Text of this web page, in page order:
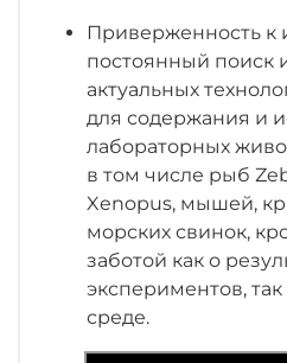
Приверженность к
постоянный поиск
актуальных
для содержания и
лабораторных
в том числе рыб
Xenopus, мышей,
морских свинок,
заботой как о
экспериментов,
среде.